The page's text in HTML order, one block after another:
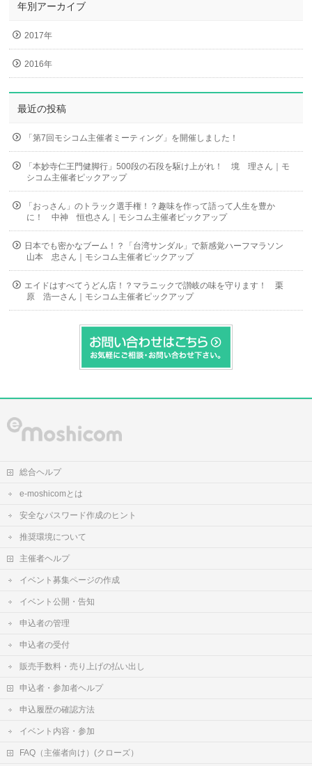
年別アーカイブ
2017年
2016年
最近の投稿
「第7回モシコム主催者ミーティング」を開催しました！
「本妙寺仁王門健脚行」500段の石段を駆け上がれ！ 境 理さん｜モ
シコム主催者ピックアップ
「おっさん」のトラック選手権！？趣味を作って語って人生を豊か
に！ 中神 恒也さん｜モシコム主催者ピックアップ
日本でも密かなブーム！？「台湾サンダル」で新感覚ハーフマラソン
山本 忠さん｜モシコム主催者ピックアップ
エイドはすべてうどん店！？マラニックで讃岐の味を守ります！ 栗
原 浩一さん｜モシコム主催者ピックアップ
総合ヘルプ
e-moshicomとは
安全なパスワード作成のヒント
推奨環境について
主催者ヘルプ
イベント募集ページの作成
イベント公開・告知
申込者の管理
申込者の受付
販売手数料・売り上げの払い出し
申込者・参加者ヘルプ
申込履歴の確認方法
イベント内容・参加
FAQ（主催者向け）(クローズ）